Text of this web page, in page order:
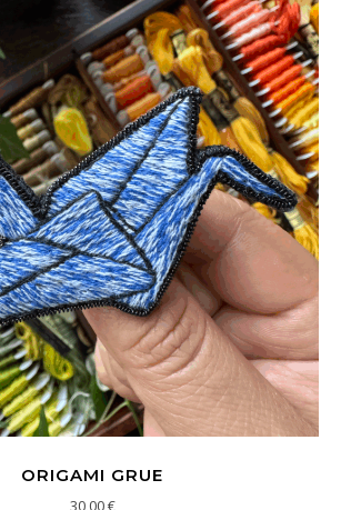
ORIGAMI GRUE
30,00€